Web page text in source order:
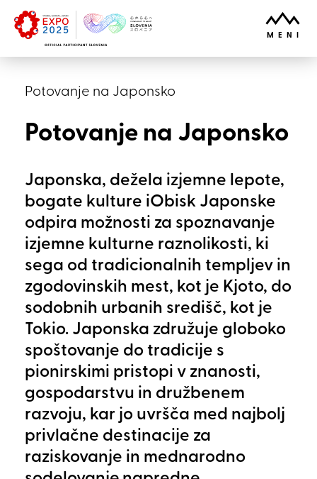
ODPRI
MENI
Potovanje na Japonsko
Potovanje na Japonsko
Japonska, dežela izjemne lepote,
bogate kulture iObisk Japonske
odpira možnosti za spoznavanje
izjemne kulturne raznolikosti, ki
sega od tradicionalnih templjev in
zgodovinskih mest, kot je Kjoto, do
sodobnih urbanih središč, kot je
Tokio. Japonska združuje globoko
spoštovanje do tradicije s
pionirskimi pristopi v znanosti,
gospodarstvu in družbenem
razvoju, kar jo uvršča med najbolj
privlačne destinacije za
raziskovanje in mednarodno